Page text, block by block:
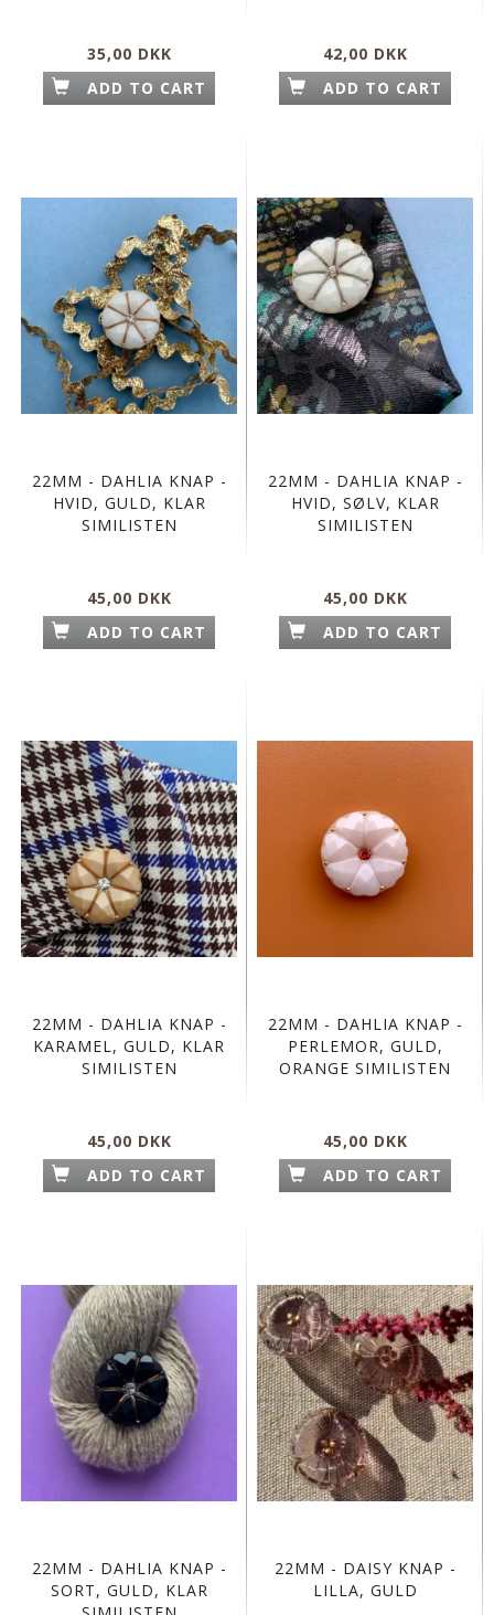
35,00 DKK
ADD TO CART
42,00 DKK
ADD TO CART
22MM - DAHLIA KNAP -
HVID, GULD, KLAR
SIMILISTEN
45,00 DKK
ADD TO CART
22MM - DAHLIA KNAP -
HVID, SØLV, KLAR
SIMILISTEN
45,00 DKK
ADD TO CART
22MM - DAHLIA KNAP -
KARAMEL, GULD, KLAR
SIMILISTEN
45,00 DKK
ADD TO CART
22MM - DAHLIA KNAP -
PERLEMOR, GULD,
ORANGE SIMILISTEN
45,00 DKK
ADD TO CART
22MM - DAHLIA KNAP -
SORT, GULD, KLAR
22MM - DAISY KNAP -
LILLA, GULD